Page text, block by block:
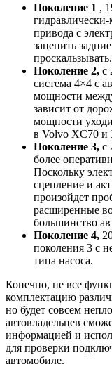
Поколение 1 ,
привода с
зацепить
проскальзывать.
Поколение 2, с
система 4×4 с
мощности
зависит от
мощности
в Volvo XC70 и
Поколение 3, с
более
Поскольку
сцепление и
произойдет
расширенные
большинство
Поколение 4,
поколения 3 с
типа насоса.
Конечно, не все
комплектацию
но будет совсем
автовладельцев
информацией и
для проверки
автомобиле.